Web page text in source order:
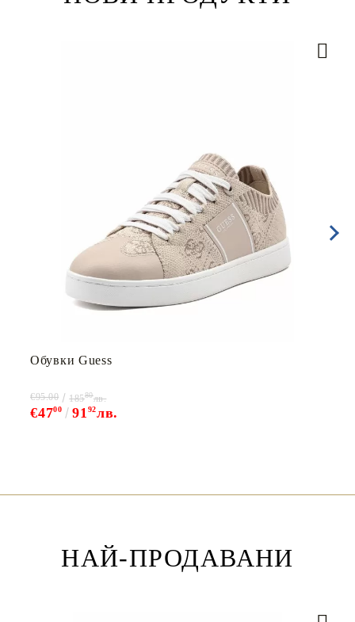
Обувки Guess
€4700 91 92лв.
€95.00 18580лв.
НАЙ-ПРОДАВАНИ